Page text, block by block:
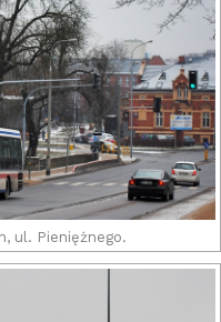
ul. Pieniężnego.